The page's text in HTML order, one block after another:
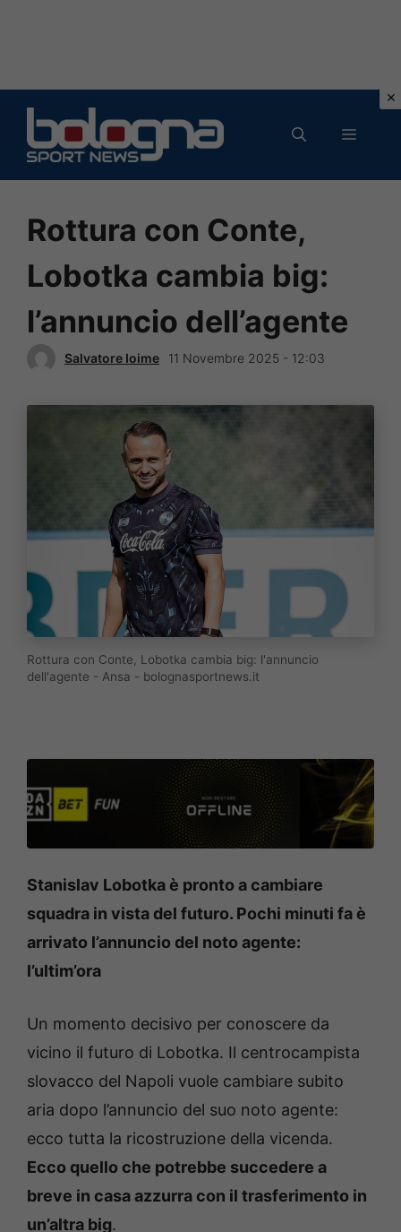
contenuto
MENU
Rottura con Conte,
Lobotka cambia big:
l’annuncio dell’agente
Salvatore Ioime 11 Novembre 2025 - 12:03
Rottura con Conte, Lobotka cambia big: l'annuncio
dell'agente - Ansa - bolognasportnews.it
Stanislav Lobotka è pronto a cambiare
squadra in vista del futuro. Pochi minuti fa è
arrivato l’annuncio del noto agente:
l’ultim’ora
Un momento decisivo per conoscere da
vicino il futuro di Lobotka. Il centrocampista
slovacco del Napoli vuole cambiare subito
aria dopo l’annuncio del suo noto agente:
ecco tutta la ricostruzione della vicenda.
Ecco quello che potrebbe succedere a
breve in casa azzurra con il trasferimento in
un’altra big.